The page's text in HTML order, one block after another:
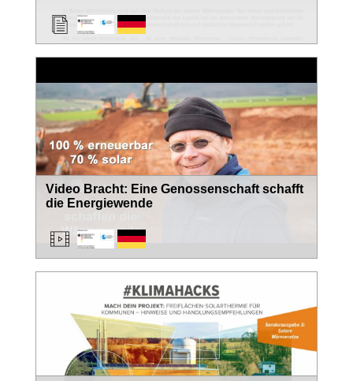
Video Bracht: Eine Genossenschaft schafft
die Energiewende